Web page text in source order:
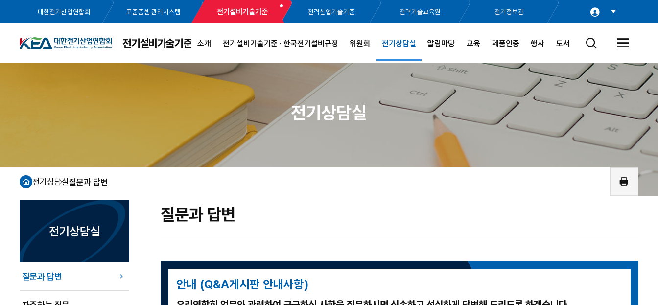
대한전기산업연합회 표준품셈 관리시스템 전기설비기술기준 전력산업기술기준 전력기술교육원 전기정보관
전기설비기술기준 소개 전기설비기술기준 · 한국전기설비규정 위원회 전기상담실 알림마당 교육 제품인증 행사 도서
검
창
기
전
메
열
기
전기상담실
홈
전기상담실질문과 답변
인
쇄
전기상담실
질문과 답변
질문과 답변
안내 (Q&A게시판 안내사항)